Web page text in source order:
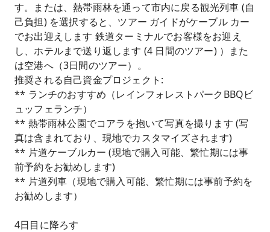
す。または、熱帯雨林を通って市内に戻る観光列車 (自
己負担) を選択すると、ツアー ガイドがケーブル カー
でお出迎えします 鉄道ターミナルでお客様をお迎え
し、ホテルまで送り返します (4 日間のツアー) ）また
は空港へ（3日間のツアー）。
推奨される自己資金プロジェクト:
** ランチのおすすめ（レインフォレストパークBBQビ
ュッフェランチ）
** 熱帯雨林公園でコアラを抱いて写真を撮ります (写
真は含まれており、現地でカスタマイズされます)
** 片道ケーブルカー (現地で購入可能、繁忙期には事
前予約をお勧めします)
** 片道列車（現地で購入可能、繁忙期には事前予約を
お勧めします）
4日目に降ろす